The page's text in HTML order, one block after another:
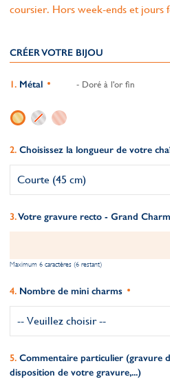
coursier. Hors week-ends et jours
CRÉER VOTRE BIJOU
Métal - Doré à l'or fin
Choisissez la longueur de votre
Votre gravure recto - Grand Charm
Maximum 6 caractères (6 restant)
Nombre de mini charms
Commentaire particulier (gravure
disposition de votre gravure,...)